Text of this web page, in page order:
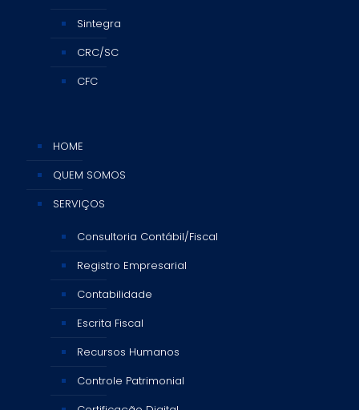
Sintegra
CRC/SC
CFC
HOME
QUEM SOMOS
SERVIÇOS
Consultoria Contábil/Fiscal
Registro Empresarial
Contabilidade
Escrita Fiscal
Recursos Humanos
Controle Patrimonial